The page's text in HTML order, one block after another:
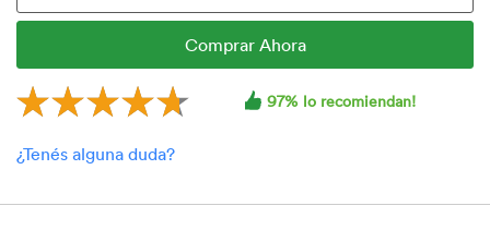
97% lo recomiendan!